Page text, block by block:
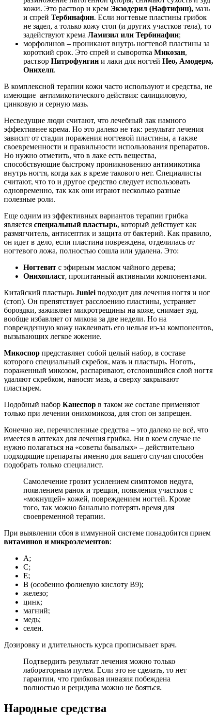
кожи. Это раствор и крем Экзодерил (Нафтифин), мазь
и спрей Тербинафин. Если ногтевые пластины грибок
не задел, а только кожу стоп (и других участков тела), то
задействуют крема Ламизил или Тербинафин;
морфолинов – проникают внутрь ногтевой пластины за
короткий срок. Это спрей и сыворотка Микозан,
раствор Нитрофунгин и лаки для ногтей Нео, Амодерм,
Онихелп.
В комплексной терапии кожи часто используют и средства, не
имеющие антимикотического действия: салициловую,
цинковую и серную мазь.
Несведущие люди считают, что лечебный лак намного
эффективнее крема. Но это далеко не так: результат лечения
зависит от стадии поражения ногтевой пластины, а также
своевременности и правильности использования препаратов.
Но нужно отметить, что в лаке есть вещества,
способствующие быстрому проникновению антимикотика
внутрь ногтя, когда как в креме такового нет. Специалисты
считают, что то и другое средство следует использовать
одновременно, так как они играют несколько разные
полезные роли.
Еще одним из эффективных вариантов терапии грибка
является специальный пластырь, который действует как
размягчитель, антисептик и защита от бактерий. Как правило,
он идет в дело, если пластина повреждена, отделилась от
ногтевого ложа, полностью сошла или удалена. Это:
Ногтевит с эфирным маслом чайного дерева;
Онихопласт, пропитанный активными компонентами.
Китайский пластырь Junlei подходит для лечения ногтя и ног
(стоп). Он препятствует расслоению пластины, устраняет
бороздки, заживляет микротрещины на коже, снимает зуд,
вообще избавляет от микоза за две недели. Но на
поврежденную кожу наклеивать его нельзя из-за компонентов,
вызывающих легкое жжение.
Микоспор представляет собой целый набор, в составе
которого специальный скребок, мазь и пластырь. Ноготь,
пораженный микозом, распаривают, отслоившийся слой ногтя
удаляют скребком, наносят мазь, а сверху закрывают
пластырем.
Подобный набор Канеспор в таком же составе применяют
только при лечении онихомикоза, для стоп он запрещен.
Конечно же, перечисленные средства – это далеко не всё, что
имеется в аптеках для лечения грибка. Ни в коем случае не
нужно полагаться на «советы бывалых» – действительно
подходящие препараты именно для вашего случая способен
подобрать только специалист.
Самолечение грозит усилением симптомов недуга,
появлением ранок и трещин, появления участков с
«мокнущей» кожей, повреждением ногтей. Кроме
того, так можно банально потерять время для
своевременной терапии.
При выявлении сбоя в иммунной системе понадобится прием
витаминов и микроэлементов:
А;
С;
Е;
В (особенно фолиевую кислоту В9);
железо;
цинк;
магний;
медь;
селен.
Дозировку и длительность курса прописывает врач.
Подтвердить результат лечения можно только
лабораторным путем. Если это не сделать, то нет
гарантии, что грибковая инвазия побеждена
полностью и рецидива можно не бояться.
Народные средства